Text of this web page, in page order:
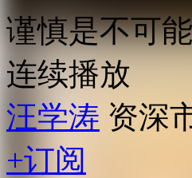
谨慎是不可
连续播放
汪学涛 资深
+订阅